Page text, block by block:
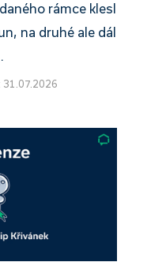
rámce klesl
na druhé ale dál
31.07.2026